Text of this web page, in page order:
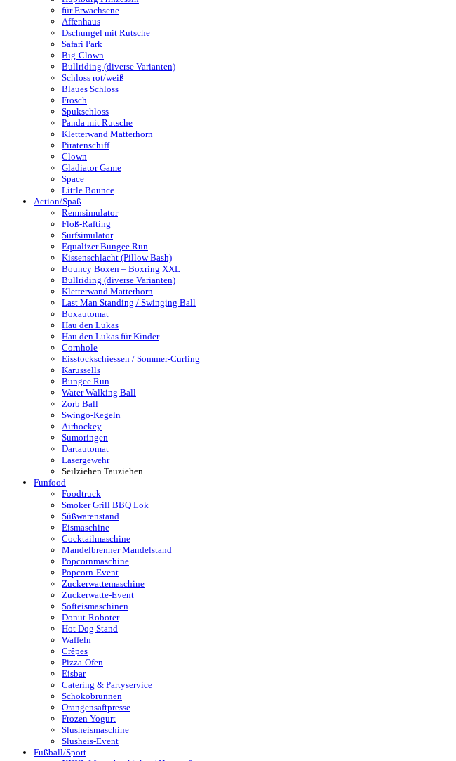
für Erwachsene
Affenhaus
Dschungel mit Rutsche
Safari Park
Big-Clown
Bullriding (diverse Varianten)
Schloss rot/weiß
Blaues Schloss
Frosch
Spukschloss
Panda mit Rutsche
Kletterwand Matterhorn
Piratenschiff
Clown
Gladiator Game
Space
Little Bounce
Action/Spaß
Rennsimulator
Floß-Rafting
Surfsimulator
Equalizer Bungee Run
Kissenschlacht (Pillow Bash)
Bouncy Boxen – Boxring XXL
Bullriding (diverse Varianten)
Kletterwand Matterhorn
Last Man Standing / Swinging Ball
Boxautomat
Hau den Lukas
Hau den Lukas für Kinder
Cornhole
Eisstockschiessen / Sommer-Curling
Karussells
Bungee Run
Water Walking Ball
Zorb Ball
Swingo-Kegeln
Airhockey
Sumoringen
Dartautomat
Lasergewehr
Seilziehen Tauziehen
Funfood
Foodtruck
Smoker Grill BBQ Lok
Süßwarenstand
Eismaschine
Cocktailmaschine
Mandelbrenner Mandelstand
Popcornmaschine
Popcorn-Event
Zuckerwattemaschine
Zuckerwatte-Event
Softeismaschinen
Donut-Roboter
Hot Dog Stand
Waffeln
Crêpes
Pizza-Ofen
Eisbar
Catering & Partyservice
Schokobrunnen
Orangensaftpresse
Frozen Yogurt
Slusheismaschine
Slusheis-Event
Fußball/Sport